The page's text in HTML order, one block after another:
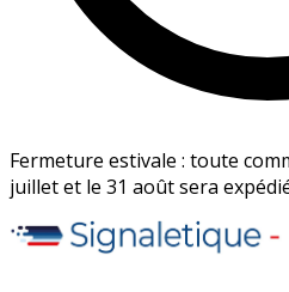
Fermeture estivale : toute
juillet et le 31 août sera